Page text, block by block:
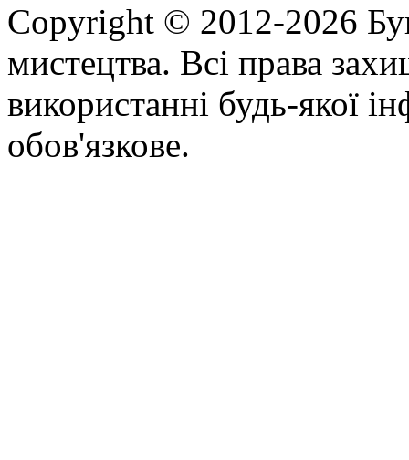
Copyright © 2012-2026
мистецтва. Всі права
використанні будь-якої
обов'язкове.